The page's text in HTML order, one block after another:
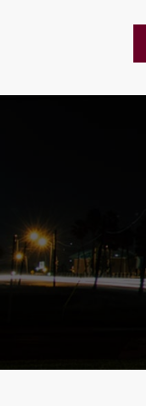
السعودية